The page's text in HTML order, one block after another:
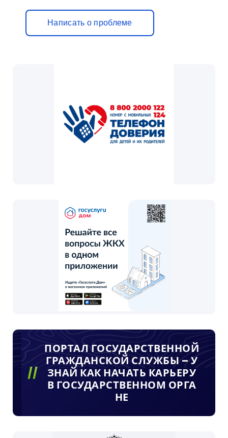
Написать о проблеме
ПОРТАЛ ГОСУДАРСТВЕННОЙ
ГРАЖДАНСКОЙ СЛУЖБЫ – У
ЗНАЙ КАК НАЧАТЬ КАРЬЕРУ
В ГОСУДАРСТВЕННОМ ОРГА
НЕ